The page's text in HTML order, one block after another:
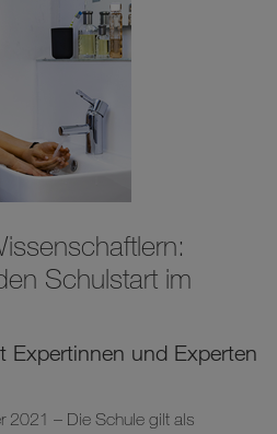
Schulstart im
Expertinnen und Experten
2021 – Die Schule gilt als